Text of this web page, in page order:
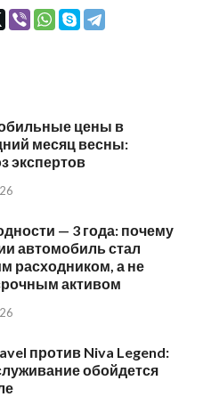
цены в
месяц весны:
экспертов
— 3 года: почему
автомобиль стал
расходником, а не
активом
против Niva Legend:
обойдется